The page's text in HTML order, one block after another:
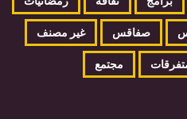
صفاقس غير مصنف
مجتمع